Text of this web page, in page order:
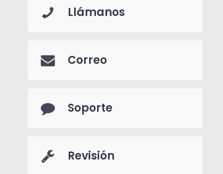
Llámanos
Correo
Soporte
Revisión